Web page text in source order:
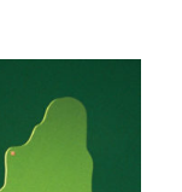
WARALU